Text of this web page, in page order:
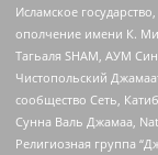
Исламское
ополчение имени К.
Тагьаля SHAM, АУМ
Чистопольский
сообщество Сеть,
Сунна Валь Джамаа,
Религиозная группа